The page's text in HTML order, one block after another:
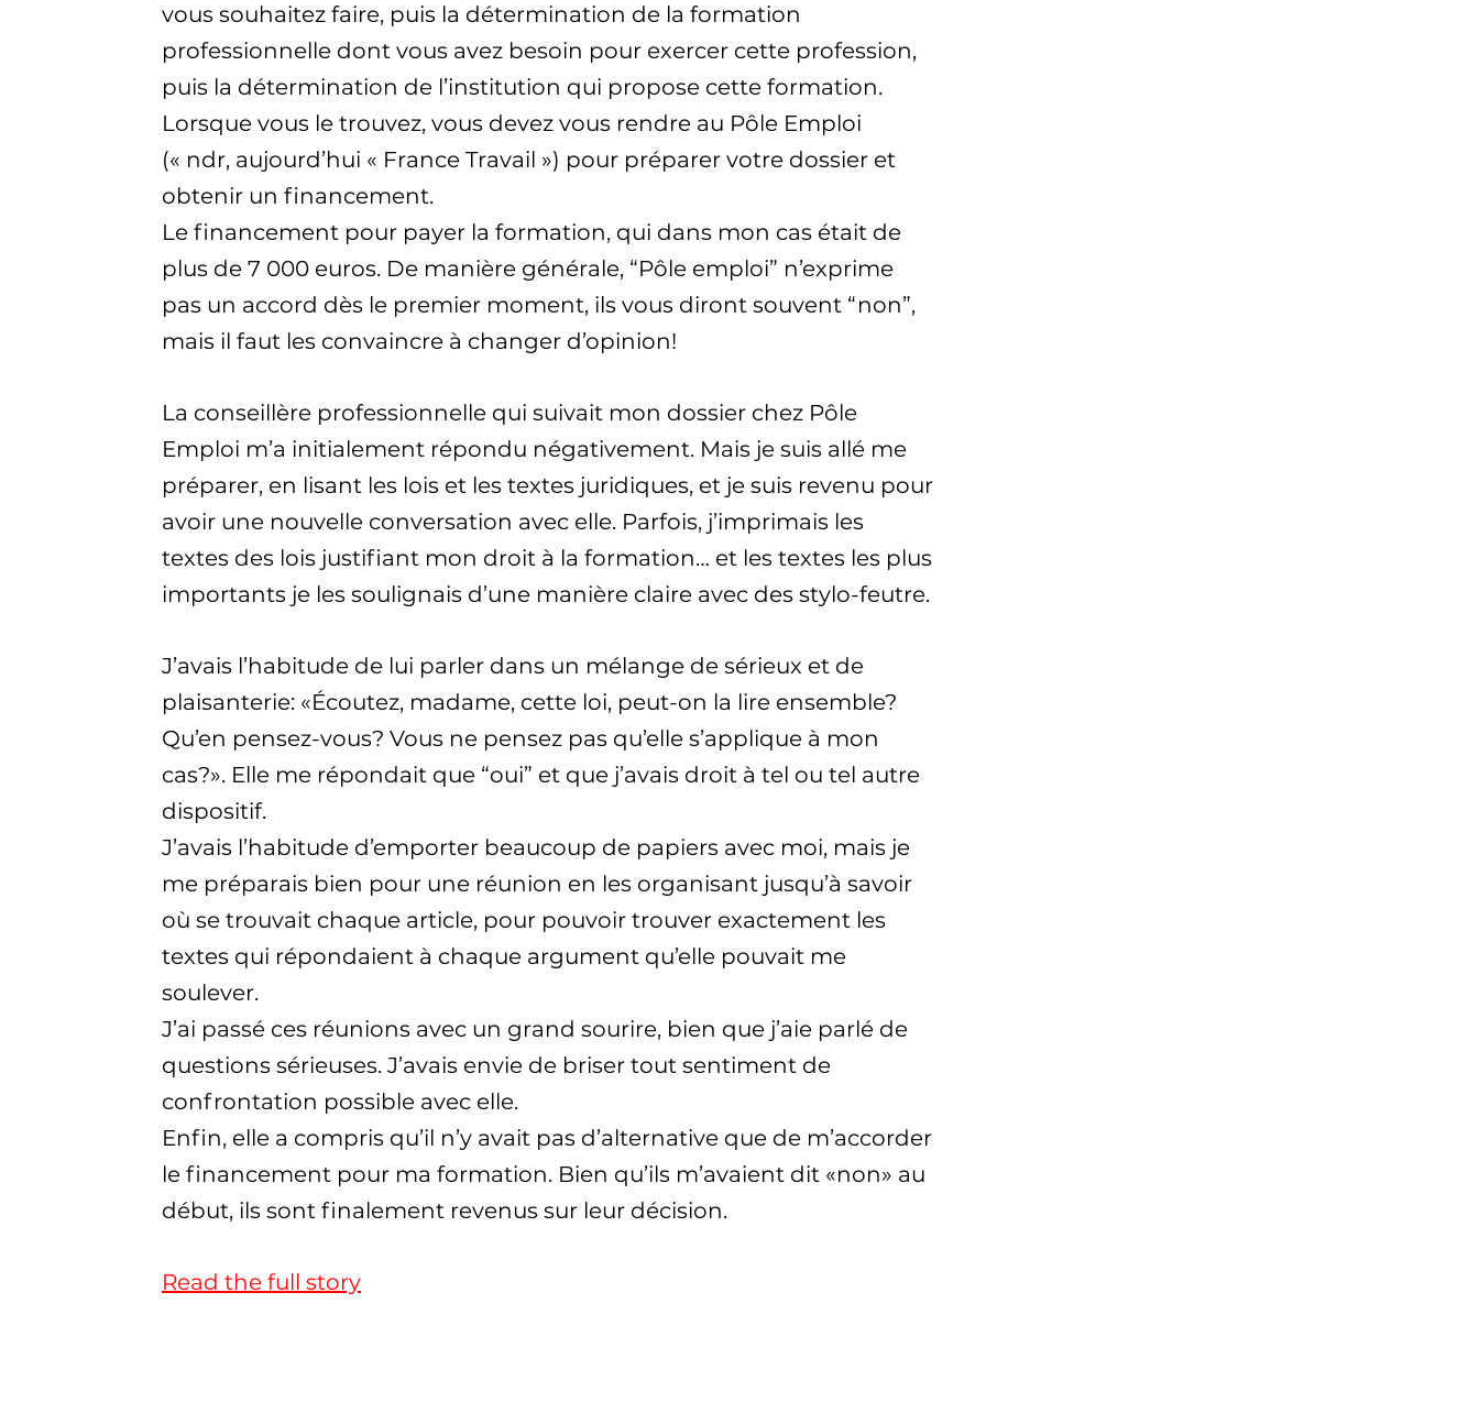
vous souhaitez faire, puis la détermination de la formation
professionnelle dont vous avez besoin pour exercer cette profession,
puis la détermination de l’institution qui propose cette formation.
Lorsque vous le trouvez, vous devez vous rendre au Pôle Emploi
(« ndr, aujourd’hui « France Travail ») pour préparer votre dossier et
obtenir un financement.
Le financement pour payer la formation, qui dans mon cas était de
plus de 7 000 euros. De manière générale, “Pôle emploi” n’exprime
pas un accord dès le premier moment, ils vous diront souvent “non”,
mais il faut les convaincre à changer d’opinion!
La conseillère professionnelle qui suivait mon dossier chez Pôle
Emploi m’a initialement répondu négativement. Mais je suis allé me
préparer, en lisant les lois et les textes juridiques, et je suis revenu pour
avoir une nouvelle conversation avec elle. Parfois, j’imprimais les
textes des lois justifiant mon droit à la formation… et les textes les plus
importants je les soulignais d’une manière claire avec des stylo-feutre.
J’avais l’habitude de lui parler dans un mélange de sérieux et de
plaisanterie: «Écoutez, madame, cette loi, peut-on la lire ensemble?
Qu’en pensez-vous? Vous ne pensez pas qu’elle s’applique à mon
cas?». Elle me répondait que “oui” et que j’avais droit à tel ou tel autre
dispositif.
J’avais l’habitude d’emporter beaucoup de papiers avec moi, mais je
me préparais bien pour une réunion en les organisant jusqu’à savoir
où se trouvait chaque article, pour pouvoir trouver exactement les
textes qui répondaient à chaque argument qu’elle pouvait me
soulever.
J’ai passé ces réunions avec un grand sourire, bien que j’aie parlé de
questions sérieuses. J’avais envie de briser tout sentiment de
confrontation possible avec elle.
Enfin, elle a compris qu’il n’y avait pas d’alternative que de m’accorder
le financement pour ma formation. Bien qu’ils m’avaient dit «non» au
début, ils sont finalement revenus sur leur décision.
Read the full story